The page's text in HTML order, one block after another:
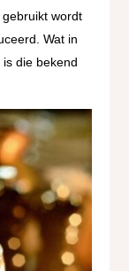
wordt
Wat in
die bekend